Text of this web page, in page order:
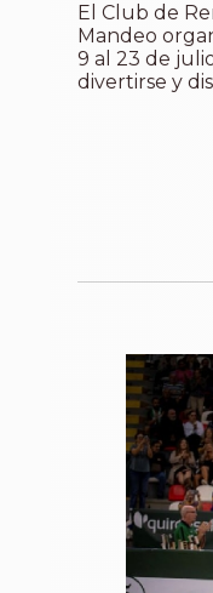
El Club de
Mandeo
9 al 23 de
divertirse y